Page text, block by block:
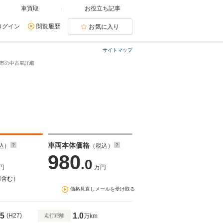
車買取 お役立ち記事
グイン 閲覧履歴 お気に入り
サイトマップ
の中古車詳細
）
む）
車両本体価格 （税込）
980.0 万円
価格見直しメールを受け取る
(H27) 走行距離 1.0万km